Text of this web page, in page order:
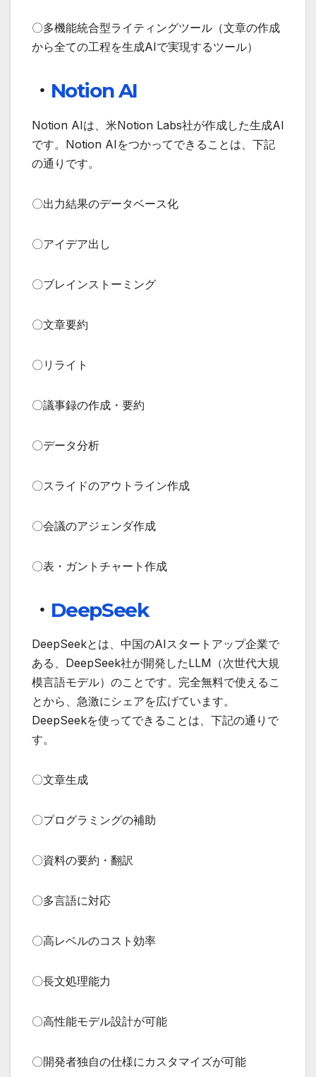
〇多機能統合型ライティングツール（文章の作成
から全ての工程を生成AIで実現するツール）
・ Notion AI
Notion AIは、米Notion Labs社が作成した生成AI
です。Notion AIをつかってできることは、下記
の通りです。
〇出力結果のデータベース化
〇アイデア出し
〇ブレインストーミング
〇文章要約
〇リライト
〇議事録の作成・要約
〇データ分析
〇スライドのアウトライン作成
〇会議のアジェンダ作成
〇表・ガントチャート作成
・ DeepSeek
DeepSeekとは、中国のAIスタートアップ企業で
ある、DeepSeek社が開発したLLM（次世代大規
模言語モデル）のことです。完全無料で使えるこ
とから、急激にシェアを広げています。
DeepSeekを使ってできることは、下記の通りで
す。
〇文章生成
〇プログラミングの補助
〇資料の要約・翻訳
〇多言語に対応
〇高レベルのコスト効率
〇長文処理能力
〇高性能モデル設計が可能
〇開発者独自の仕様にカスタマイズが可能